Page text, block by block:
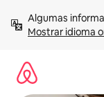
para
Mostrar idioma